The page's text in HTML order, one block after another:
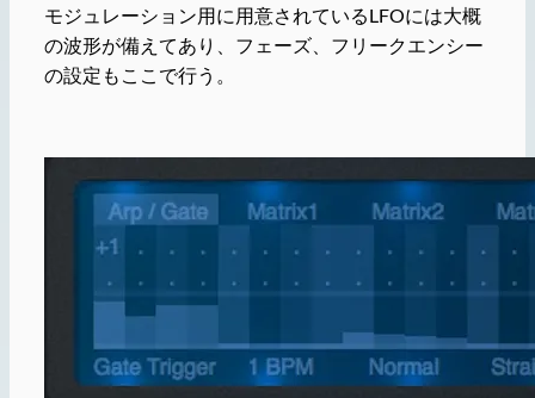
モジュレーション用に用意されているLFOには大概
の波形が備えてあり、フェーズ、フリークエンシー
の設定もここで行う。